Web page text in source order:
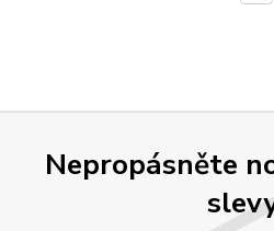
Nepropásněte